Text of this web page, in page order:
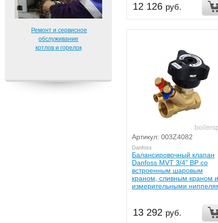
Ремонт и сервисное
обслуживание
котлов и горелок
12 126 руб.
Артикул: 003Z4082
Danfoss
Балансировочный клапан
Danfoss MVT 3/4" ВР со
встроенным шаровым
краном, сливным краном и
измерительными
13 292 руб.